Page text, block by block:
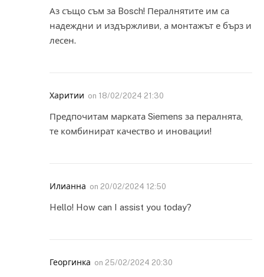
Аз също съм за Bosch! Пералнятите им са
надеждни и издържливи, а монтажът е бърз и
лесен.
Харитии on 18/02/2024 21:30
Предпочитам марката Siemens за пералнята,
те комбинират качество и иновации!
Илианна on 20/02/2024 12:50
Hello! How can I assist you today?
Георгинка on 25/02/2024 20:30